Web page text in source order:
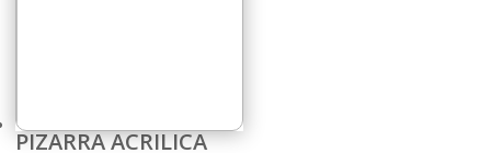
PIZARRA ACRILICA